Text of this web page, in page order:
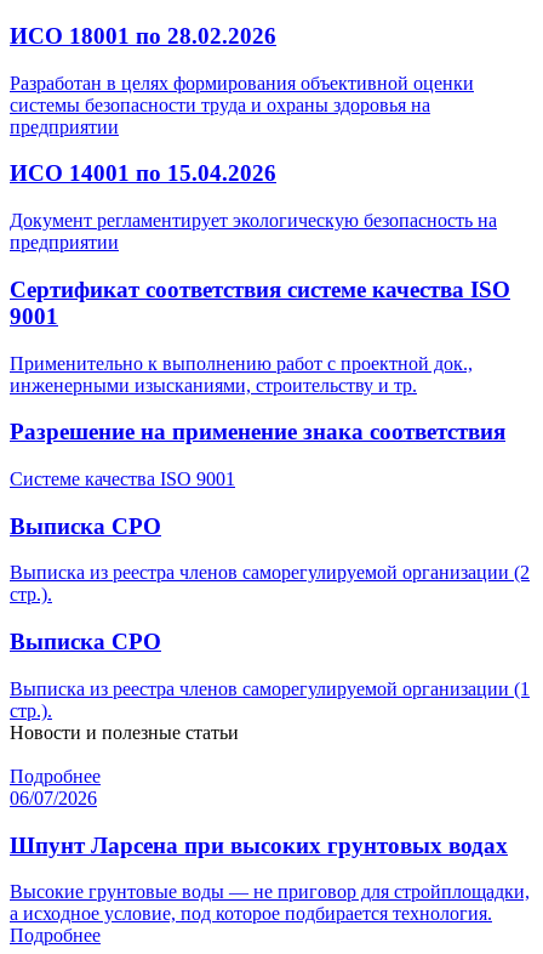
ИСО 18001 по 28.02.2026
Разработан в целях формирования объективной оценки
системы безопасности труда и охраны здоровья на
предприятии
ИСО 14001 по 15.04.2026
Документ регламентирует экологическую безопасность на
предприятии
Сертификат соответствия системе качества ISO
9001
Применительно к выполнению работ с проектной док.,
инженерными изысканиями, строительству и тр.
Разрешение на применение знака соответствия
Системе качества ISO 9001
Выписка СРО
Выписка из реестра членов саморегулируемой организации (2
стр.).
Выписка СРО
Выписка из реестра членов саморегулируемой организации (1
стр.).
Новости и полезные статьи
Подробнее
06/07/2026
Шпунт Ларсена при высоких грунтовых водах
Высокие грунтовые воды — не приговор для стройплощадки,
а исходное условие, под которое подбирается технология.
Подробнее